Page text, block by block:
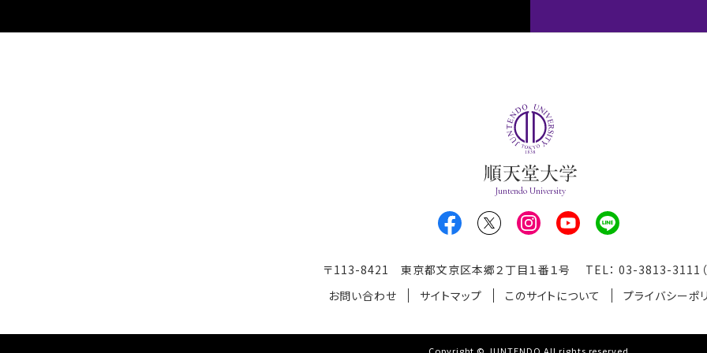
Juntendo University
〒113-8421 東京都文京区本郷２丁目１番１号 TEL： 03-3813-3111（
お問い合わせ
サイトマップ このサイトについて プライバシーポ
Copyright © JUNTENDO All rights reserved.